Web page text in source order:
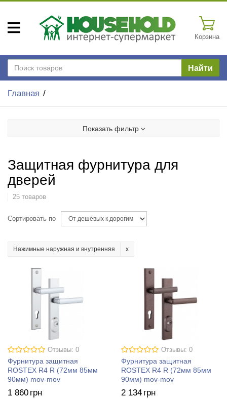
Корзина
Найти
Главная
Показать фильтр
Защитная фурнитура для
дверей
25 товаров
Сортировать по
Нажимные наружная и внутренняя
Отзывы: 0
Фурнитура защитная
ROSTEX R4 R (72мм 85мм
90мм) mov-mov
1 860 грн
Отзывы: 0
Фурнитура защитная
ROSTEX R4 R (72мм 85мм
90мм) mov-mov
2 134 грн